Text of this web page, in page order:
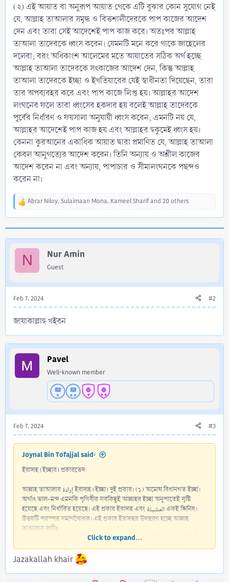
(২) এই আয়াত বা অনুরূপ আয়াত থেকে এটি বুঝার কোন সুযোগ নেই
যে, আল্লাহ তাআলার সমৃদ্ধ ও বিত্তশালীদেরকে পাপ কাজের আদেশ
দেন এবং তারা সেই আদেশেই পাপ কাজ করে। অতঃপর আল্লাহ
তাআলা তাদেরকে ধ্বংস করেন। যেমনটি মনে করে থাকে জাহেলের
দলেরা; বরং অধিকাংশ আলেমের মতে আয়াতের সঠিক অর্থ হচ্ছে
আল্লাহ তাআলা তাদেরকে সৎকাজের আদেশ দেন, কিন্তু আল্লাহ
তাআলা তাদেরকে ইচ্ছা ও ইখতিয়ারের যেই স্বাধীনতা দিয়েছেন, তারা
তার অপব্যবহর করে এবং পাপ কাজে লিপ্ত হয়। আল্লাহর আদেশ
লংঘনের ফলে তারা ধ্বংসের হকদার হয় বলেই আল্লাহ তাদেরকে
পূর্বের নির্ধারণ ও ফয়সালা অনুযায়ী ধ্বংস করেন; এমনটি নয় যে,
আল্লাহর আদেশেই পাপ কাজ হয় এবং আল্লাহর হুকুমেই ধ্বংস হয়।
কেননা কুরআনের একাধিক আয়াত দ্বারা প্রমাণিত যে, আল্লাহ তাআলা
কেবল আনুগত্যের আদেশ করেন। তিনি অন্যায় ও অশ্লীল কাজের
আদেশ করেন না এবং অন্যায়, পাপাচার ও সীমালংঘনকে পছন্দও
করেন না।
R
t
i
:
Abrar Niloy, Sulaimaan Mona, Kameel Sharifand 20 others
N Nur Amin
Guest
Feb 7, 2024 #2
জাযাকাল্লাহু খইরন
Pavel
Well-known member
Feb 7, 2024 #3
Joynal Bin Tofajjal said:
ইরাদাহ (ইচ্ছার) প্রকারভেদ:
আল্লাহ তাআলার إرادة ইরাদাহ (ইচ্ছা) দুই প্রকার। (১) অমোঘ বিধানগত ইচ্ছা।
অর্থাৎ ভাল-মন্দ এমনকি পৃথিবীর সবকিছুই আল্লাহর ইচ্ছা অনুপাতেই সৃষ্টি
হয়েছে এবং নির্ধারিত হয়েছে। এই প্রকার ইরাদাহ এবং المشيئة একই জিনিষ।
উভয়টি পরস্পর সমার্থবোধক। এই প্রকার ইরাদাহর উদাহরণ হচ্ছে আল্লাহ
তাআলার বাণীঃ
تَدْمِيرًا﴾​
‘‘আমি যখন কোনো জনবসতিকে ধ্বংস করার ইচ্ছা করি তখন তার সমৃদ্ধিশালী
লোকদেরকে নির্দেশ[1] দেই, ফলে তারা সেখানে নাফরমানী করতে থাকে।
অতঃপর আযাবের ফায়সালা সেই জনবসতির উপর বলবত হয়ে যায় এবং আমি
Click to expand...
Jazakallah khair